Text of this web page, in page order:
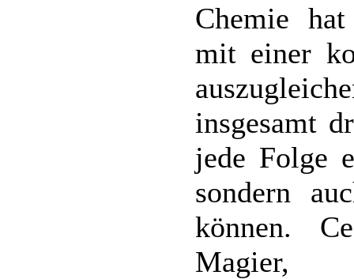
Chemie
mit einer
insgesamt
jede Folge
sondern
können.
Magier,